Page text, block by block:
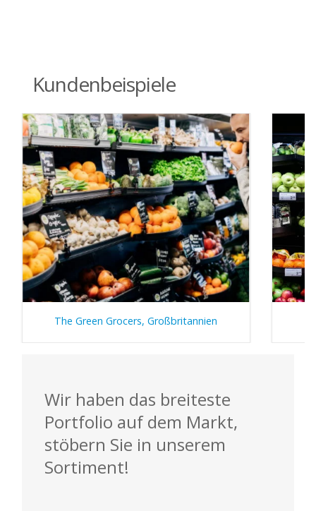
Kundenbeispiele
The Green Grocers, Großbritannien
Wir haben das breiteste
Portfolio auf dem Markt,
stöbern Sie in unserem
Sortiment!